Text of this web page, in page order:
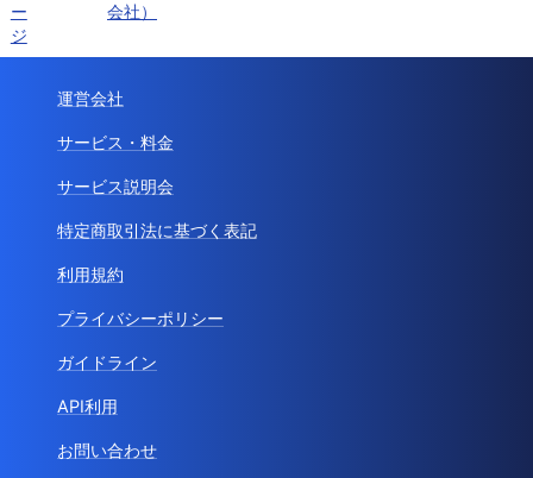
ー
ジ
会社）
運営会社
サービス・料金
サービス説明会
特定商取引法に基づく表記
利用規約
プライバシーポリシー
ガイドライン
API利用
お問い合わせ